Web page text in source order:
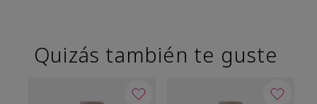
Quizás también te guste